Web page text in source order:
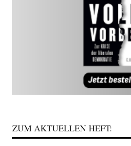
ZUM AKTUELLEN HEFT: